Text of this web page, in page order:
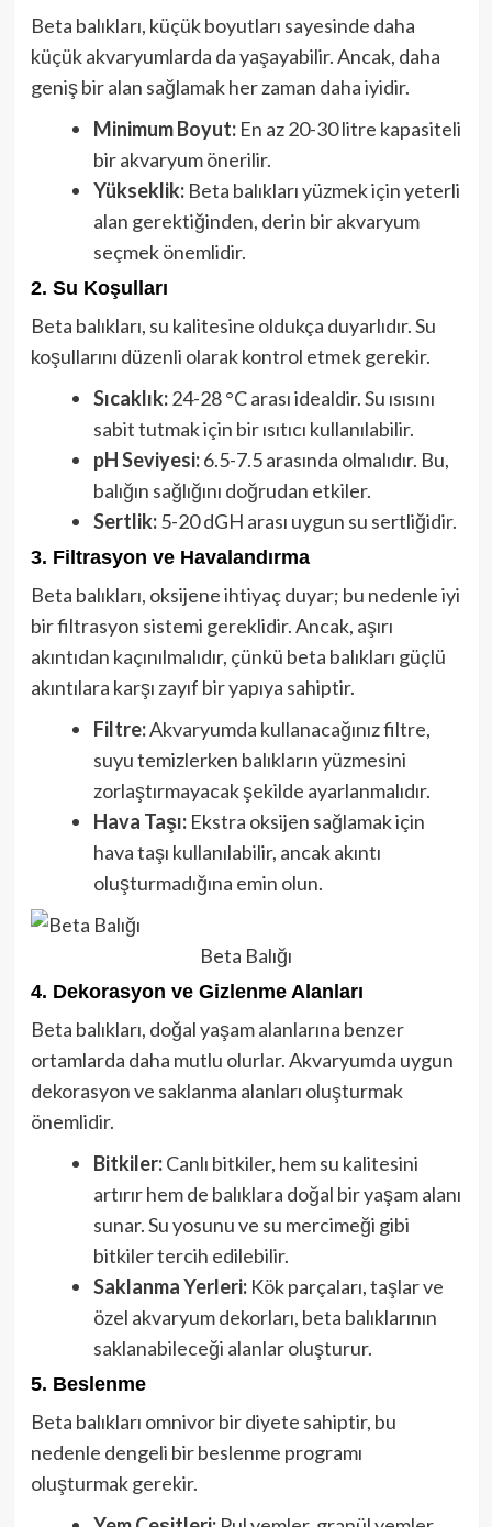
Beta balıkları, küçük boyutları sayesinde daha
küçük akvaryumlarda da yaşayabilir. Ancak, daha
geniş bir alan sağlamak her zaman daha iyidir.
Minimum Boyut:En az 20-30 litre kapasiteli
bir akvaryum önerilir.
Yükseklik:Beta balıkları yüzmek için yeterli
alan gerektiğinden, derin bir akvaryum
seçmek önemlidir.
2. Su Koşulları
Beta balıkları, su kalitesine oldukça duyarlıdır. Su
koşullarını düzenli olarak kontrol etmek gerekir.
Sıcaklık:24-28 °C arası idealdir. Su ısısını
sabit tutmak için bir ısıtıcı kullanılabilir.
pH Seviyesi:6.5-7.5 arasında olmalıdır. Bu,
balığın sağlığını doğrudan etkiler.
Sertlik:5-20 dGH arası uygun su sertliğidir.
3. Filtrasyon ve Havalandırma
Beta balıkları, oksijene ihtiyaç duyar; bu nedenle iyi
bir filtrasyon sistemi gereklidir. Ancak, aşırı
akıntıdan kaçınılmalıdır, çünkü beta balıkları güçlü
akıntılara karşı zayıf bir yapıya sahiptir.
Filtre:Akvaryumda kullanacağınız filtre,
suyu temizlerken balıkların yüzmesini
zorlaştırmayacak şekilde ayarlanmalıdır.
Hava Taşı:Ekstra oksijen sağlamak için
hava taşı kullanılabilir, ancak akıntı
oluşturmadığına emin olun.
Beta Balığı
4. Dekorasyon ve Gizlenme Alanları
Beta balıkları, doğal yaşam alanlarına benzer
ortamlarda daha mutlu olurlar. Akvaryumda uygun
dekorasyon ve saklanma alanları oluşturmak
önemlidir.
Bitkiler:Canlı bitkiler, hem su kalitesini
artırır hem de balıklara doğal bir yaşam alanı
sunar. Su yosunu ve su mercimeği gibi
bitkiler tercih edilebilir.
Saklanma Yerleri:Kök parçaları, taşlar ve
özel akvaryum dekorları, beta balıklarının
saklanabileceği alanlar oluşturur.
5. Beslenme
Beta balıkları omnivor bir diyete sahiptir, bu
nedenle dengeli bir beslenme programı
oluşturmak gerekir.